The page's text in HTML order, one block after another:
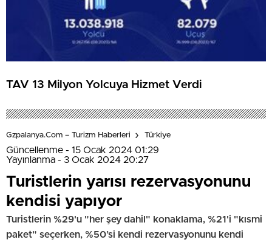
TAV 13 Milyon Yolcuya Hizmet Verdi
Gzpalanya.com – Turizm Haberleri Türkiye
Güncellenme - 15 Ocak 2024 01:29
Yayınlanma - 3 Ocak 2024 20:27
Turistlerin yarısı rezervasyonunu
kendisi yapıyor
Turistlerin %29'u "her şey dahil" konaklama, %21'i "kısmi
paket" seçerken, %50’si kendi rezervasyonunu kendi